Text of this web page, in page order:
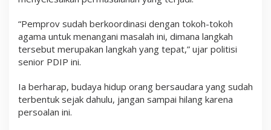
“Pemprov sudah berkoordinasi dengan tokoh-tokoh
agama untuk menangani masalah ini, dimana langkah
tersebut merupakan langkah yang tepat,” ujar politisi
senior PDIP ini.
Ia berharap, budaya hidup orang bersaudara yang sudah
terbentuk sejak dahulu, jangan sampai hilang karena
persoalan ini.